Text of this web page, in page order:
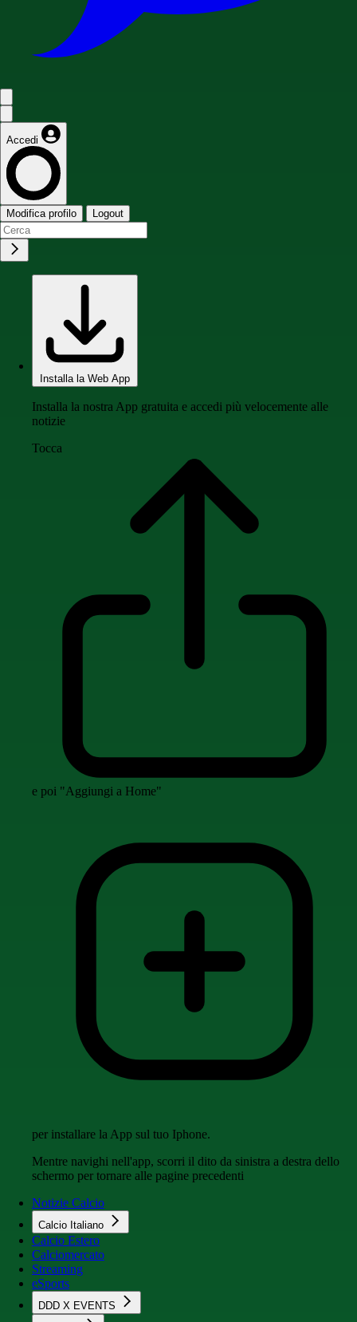
Accedi
Modifica profilo Logout
Installa la Web App
Installa la nostra App gratuita e accedi più velocemente alle
notizie
Tocca
e poi "Aggiungi a Home"
per installare la App sul tuo Iphone.
Mentre navighi nell'app, scorri il dito da sinistra a destra dello
schermo per tornare alle pagine precedenti
Notizie Calcio
Calcio Italiano
Calcio Estero
Calciomercato
Streaming
eSports
DDD X EVENTS